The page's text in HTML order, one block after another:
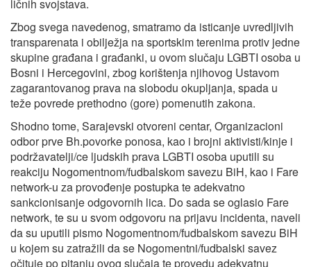
ličnih svojstava.
Zbog svega navedenog, smatramo da isticanje uvredljivih
transparenata i obilježja na sportskim terenima protiv jedne
skupine građana i građanki, u ovom slučaju LGBTI osoba u
Bosni i Hercegovini, zbog korištenja njihovog Ustavom
zagarantovanog prava na slobodu okupljanja, spada u
teže povrede prethodno (gore) pomenutih zakona.
Shodno tome, Sarajevski otvoreni centar, Organizacioni
odbor prve Bh.povorke ponosa, kao i brojni aktivisti/kinje i
podržavatelji/ce ljudskih prava LGBTI osoba uputili su
reakciju Nogomentnom/fudbalskom savezu BiH, kao i Fare
network-u za provođenje postupka te adekvatno
sankcionisanje odgovornih lica. Do sada se oglasio Fare
network, te su u svom odgovoru na prijavu incidenta, naveli
da su uputili pismo Nogomentnom/fudbalskom savezu BiH
u kojem su zatražili da se Nogomentni/fudbalski savez
očituje po pitanju ovog slučaja te provedu adekvatnu